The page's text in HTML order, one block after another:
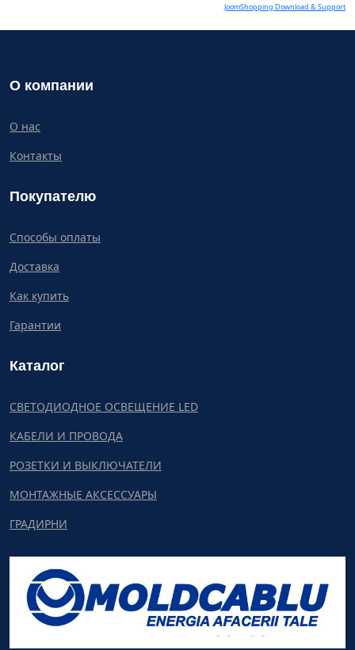
JoomShopping Download & Support
О компании
О нас
Контакты
Покупателю
Способы оплаты
Доставка
Как купить
Гарантии
Каталог
СВЕТОДИОДНОЕ ОСВЕЩЕНИЕ LED
КАБЕЛИ И ПРОВОДА
РОЗЕТКИ И ВЫКЛЮЧАТЕЛИ
МОНТАЖНЫЕ АКСЕССУАРЫ
ГРАДИРНИ